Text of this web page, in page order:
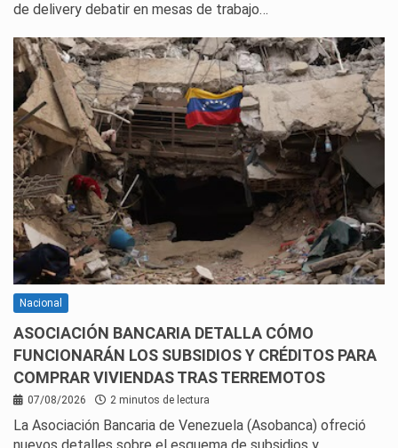
de delivery debatir en mesas de trabajo…
Nacional
ASOCIACIÓN BANCARIA DETALLA CÓMO
FUNCIONARÁN LOS SUBSIDIOS Y CRÉDITOS PARA
COMPRAR VIVIENDAS TRAS TERREMOTOS
07/08/2026 2 minutos de lectura
La Asociación Bancaria de Venezuela (Asobanca) ofreció